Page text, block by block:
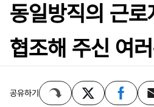
동일방직의 근로
협조해 주신 여러
공유하기